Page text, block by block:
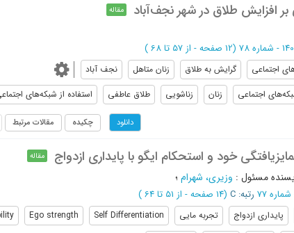
افزایش طلاق در شهر نجف‌آباد مقاله
(‎12 صفحه - از 57 تا 68 )
اجتماعی گرایش به طلاق زنان متاهل
نجف آباد
اجتماعی زنان زناشویی طلاق عاطفی استفاده از شبکه‌های
دانلود چکیده مقالات مرتبط
خود و استحکام ایگو با پایداری ازدواج مقاله
مسئول : وزیری، شهرام؛
رتبه: C (‎14 صفحه - از 51 تا 64 )
پایداری ازدواج تجربه مایی Self Differentiation
Ego strength